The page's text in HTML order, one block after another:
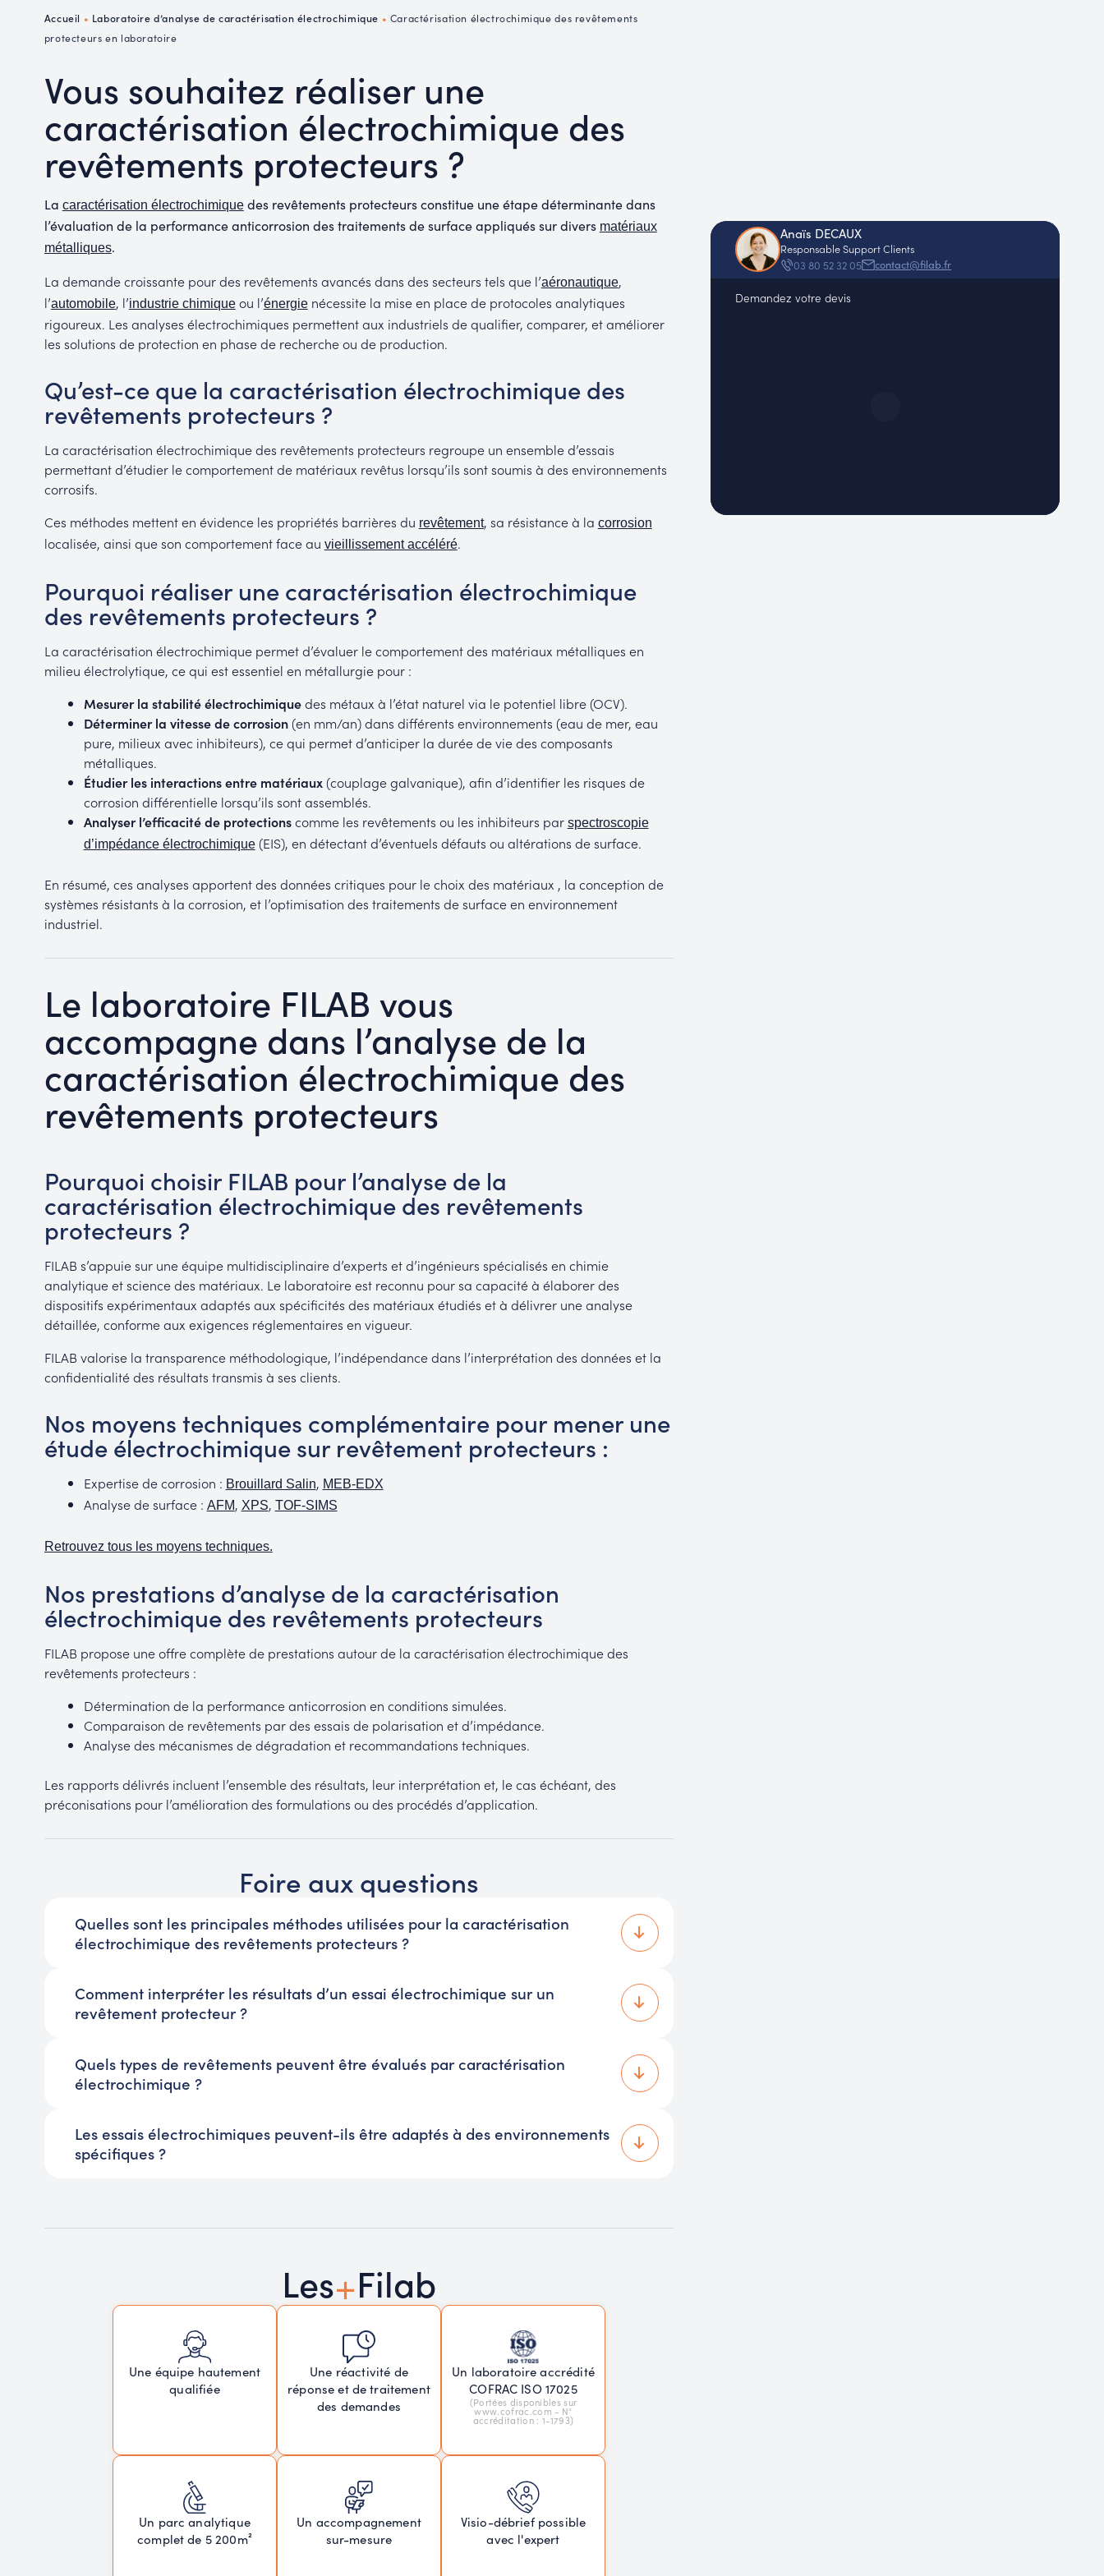
PMUC
REACH
Accueil • Laboratoire d’analyse de caractérisation électrochimique • Caractérisation électrochimique des revêtements
protecteurs en laboratoire
Vous souhaitez réaliser une
caractérisation électrochimique des
revêtements protecteurs ?
La caractérisation électrochimiquedes revêtements protecteurs constitue une étape déterminante dans
l’évaluation de la performance anticorrosion des traitements de surface appliqués sur divers matériaux
métalliques.
La demande croissante pour des revêtements avancés dans des secteurs tels que l’aéronautique,
l’automobile, l’industrie chimiqueou l’énergienécessite la mise en place de protocoles analytiques
rigoureux. Les analyses électrochimiques permettent aux industriels de qualifier, comparer, et améliorer
les solutions de protection en phase de recherche ou de production.
Qu’est-ce que la caractérisation électrochimique des
revêtements protecteurs ?
La caractérisation électrochimique des revêtements protecteurs regroupe un ensemble d’essais
permettant d’étudier le comportement de matériaux revêtus lorsqu’ils sont soumis à des environnements
corrosifs.
Ces méthodes mettent en évidence les propriétés barrières du revêtement, sa résistance à la corrosion
localisée, ainsi que son comportement face au vieillissement accéléré.
Pourquoi réaliser une caractérisation électrochimique
des revêtements protecteurs ?
La caractérisation électrochimique permet d’évaluer le comportement des matériaux métalliques en
milieu électrolytique, ce qui est essentiel en métallurgie pour :
Mesurer la stabilité électrochimiquedes métaux à l’état naturel via le potentiel libre (OCV).
Déterminer la vitesse de corrosion(en mm/an) dans différents environnements (eau de mer, eau
pure, milieux avec inhibiteurs), ce qui permet d’anticiper la durée de vie des composants
métalliques.
Étudier les interactions entre matériaux(couplage galvanique), afin d’identifier les risques de
corrosion différentielle lorsqu’ils sont assemblés.
Analyser l’efficacité de protectionscomme les revêtements ou les inhibiteurs par spectroscopie
d’impédance électrochimique(EIS), en détectant d’éventuels défauts ou altérations de surface.
En résumé, ces analyses apportent des données critiques pour le choix des matériaux , la conception de
systèmes résistants à la corrosion, et l’optimisation des traitements de surface en environnement
industriel.
Le laboratoire FILAB vous
accompagne dans l’analyse de la
caractérisation électrochimique des
revêtements protecteurs
Pourquoi choisir FILAB pour l’analyse de la
caractérisation électrochimique des revêtements
protecteurs ?
FILAB s’appuie sur une équipe multidisciplinaire d’experts et d’ingénieurs spécialisés en chimie
analytique et science des matériaux. Le laboratoire est reconnu pour sa capacité à élaborer des
dispositifs expérimentaux adaptés aux spécificités des matériaux étudiés et à délivrer une analyse
détaillée, conforme aux exigences réglementaires en vigueur.
FILAB valorise la transparence méthodologique, l’indépendance dans l’interprétation des données et la
confidentialité des résultats transmis à ses clients.
Nos moyens techniques complémentaire pour mener une
étude électrochimique sur revêtement protecteurs :
Expertise de corrosion : Brouillard Salin, MEB-EDX
Analyse de surface : AFM, XPS, TOF-SIMS
Retrouvez tous les moyens techniques.
Nos prestations d’analyse de la caractérisation
électrochimique des revêtements protecteurs
FILAB propose une offre complète de prestations autour de la caractérisation électrochimique des
revêtements protecteurs :
Détermination de la performance anticorrosion en conditions simulées.
Comparaison de revêtements par des essais de polarisation et d’impédance.
Analyse des mécanismes de dégradation et recommandations techniques.
Les rapports délivrés incluent l’ensemble des résultats, leur interprétation et, le cas échéant, des
préconisations pour l’amélioration des formulations ou des procédés d’application.
Foire aux questions
Quelles sont les principales méthodes utilisées pour la caractérisation
électrochimique des revêtements protecteurs ?
Comment interpréter les résultats d’un essai électrochimique sur un
revêtement protecteur ?
Quels types de revêtements peuvent être évalués par caractérisation
électrochimique ?
Les essais électrochimiques peuvent-ils être adaptés à des environnements
spécifiques ?
Les+Filab
Une équipe hautement
qualifiée
Une réactivité de
réponse et de traitement
des demandes
Un laboratoire accrédité
COFRAC ISO 17025
(Portées disponibles sur
www.cofrac.com - N°
accréditation : 1-1793)
Un parc analytique
complet de 5 200m²
Un accompagnement
sur-mesure
Visio-débrief possible
avec l'expert
Anaïs DECAUX
Responsable Support Clients
03 80 52 32 05
contact@filab.fr
Demandez votre devis